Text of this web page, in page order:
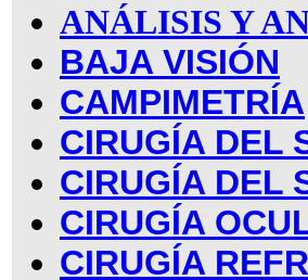
ANÁLISIS Y
BAJA VISIÓN
CAMPIMETRÍA
CIRUGÍA DEL
CIRUGÍA DEL
CIRUGÍA
CIRUGÍA